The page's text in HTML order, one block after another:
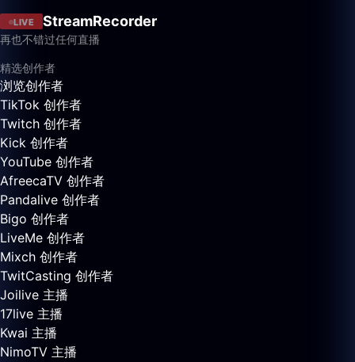
LIVE StreamRecorder
再也不错过任何直播
精选创作者
浏览创作者
TikTok 创作者
Twitch 创作者
Kick 创作者
YouTube 创作者
AfreecaTV 创作者
Pandalive 创作者
Bigo 创作者
LiveMe 创作者
Mixch 创作者
TwitCasting 创作者
Joilive 主播
17live 主播
Kwai 主播
NimoTV 主播